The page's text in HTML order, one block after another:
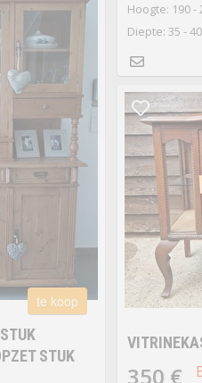
Hoogte: 190 -
Diepte: 35 -
te koop
STUK
350 €